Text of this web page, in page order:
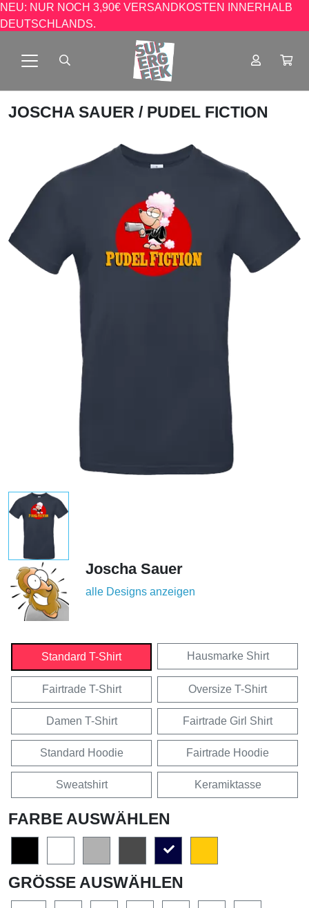
NEU: NUR NOCH 3,90€ VERSANDKOSTEN INNERHALB
DEUTSCHLANDS.
JOSCHA SAUER / PUDEL FICTION
Joscha Sauer
alle Designs anzeigen
Standard T-Shirt Hausmarke Shirt
Fairtrade T-Shirt Oversize T-Shirt
Damen T-Shirt Fairtrade Girl Shirt
Standard Hoodie Fairtrade Hoodie
Sweatshirt Keramiktasse
FARBE AUSWÄHLEN
GRÖSSE AUSWÄHLEN